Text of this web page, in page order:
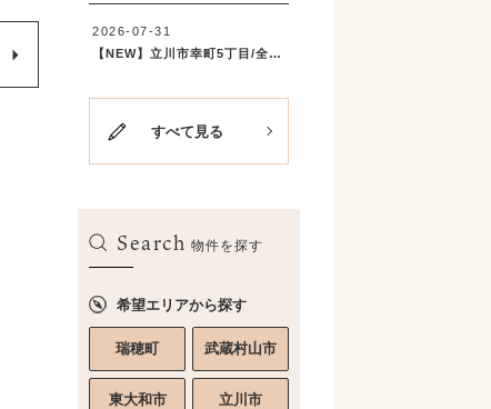
すべて見る
Search 物件を探す
希望エリアから探す
瑞穂町 武蔵村山市
東大和市 立川市